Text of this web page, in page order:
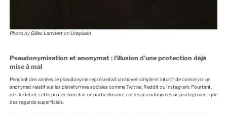
Photo byGilles LambertonUnsplash
Pseudonymisation et anonymat : l’illusion d’une protection déjà
mise à mal
Pendant des années, le pseudonyme représentait un moyen simple et intuitif de conserver un
anonymat relatif sur les plateformes sociales comme Twitter, Reddit ou Instagram. Pourtant,
dès le début, cette protection était en partie illusoire, car les pseudonymes ne protégeaient que
des regards superficiels.